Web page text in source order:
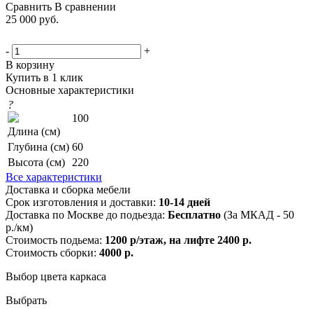
Сравнить В сравнении
25 000 руб.
-
+
В корзину
Купить в 1 клик
Основные характеристики
?
Длина (см)
100
Глубина (см) 60
Высота (см)
220
Все характеристики
Доставка и сборка мебели
Срок изготовления и доставки: 10-14 дней
Доставка по Москве до подьезда: Бесплатно (За МКАД - 50
р./км)
Стоимость подьема: 1200 р/этаж, на лифте 2400 р.
Стоимость сборки: 4000 р.
Выбор цвета каркаса
Выбрать